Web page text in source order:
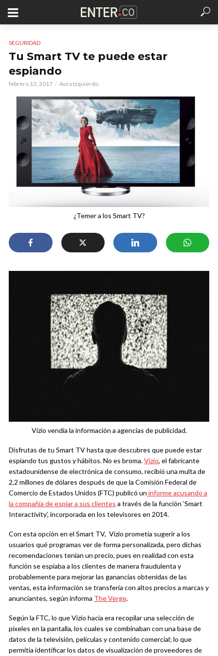
SEGURIDAD
Tu Smart TV te puede estar
espiando
febrero 13, 2017 Aura Izquierdo
¿Temer a los Smart TV?
Vizio vendía la información a agencias de publicidad.
Disfrutas de tu Smart TV hasta que descubres que puede estar
espiando tus gustos y hábitos. No es broma.Vizio, el fabricante
estadounidense de electrónica de consumo, recibió una multa de
2,2 millones de dólares después de que la Comisión Federal de
Comercio de Estados Unidos (FTC) publicó un informe acusando a
la compañía de espiar a sus clientes a través de la función ‘Smart
Interactivity’, incorporada en los televisores en 2014.
Con esta opción en el Smart TV, Vizio prometía sugerir a los
usuarios qué programas ver de forma personalizada, pero dichas
recomendaciones tenían un precio, pues en realidad con esta
función se espiaba a los clientes de manera fraudulenta y
probablemente para mejorar las ganancias obtenidas de las
ventas, esta información se transfería con altos precios a marcas y
anunciantes, según informa The Verge.
Según la FTC, lo que Vizio hacía era recopilar una selección de
píxeles en la pantalla, los cuales se combinaban con una base de
datos de la televisión, películas y contenido comercial; lo que
permitía identificar los datos de visualización de proveedores de